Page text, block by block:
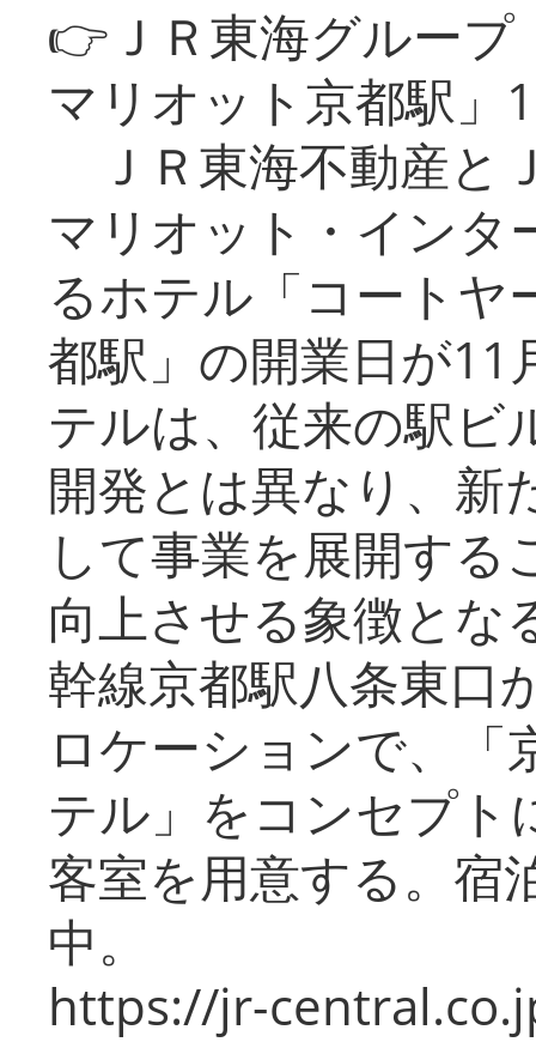
👉ＪＲ東海グルー
マリオット京都駅」
ＪＲ東海不動産と
マリオット・インタ
るホテル「コートヤ
都駅」の開業日が11
テルは、従来の駅ビ
開発とは異なり、新
して事業を展開する
向上させる象徴とな
幹線京都駅八条東口
ロケーションで、「
テル」をコンセプト
客室を用意する。宿
中。
https://jr-